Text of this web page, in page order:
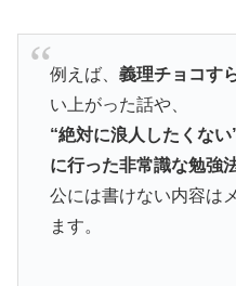
例えば、 義理チョコす
い上がった話や、
“絶対に浪人したくな
に行った非常識な勉強
公には書けない内容は
ます。